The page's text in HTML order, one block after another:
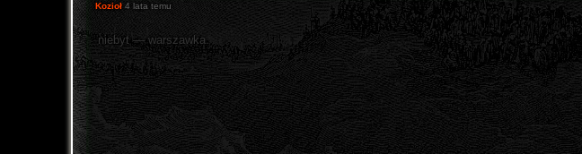
Kozioł 4 lata temu
niebyt — warszawka.